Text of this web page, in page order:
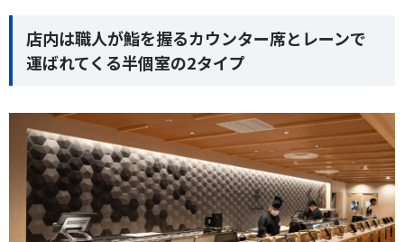
店内は職人が鮨を握るカウンター席とレーンで
運ばれてくる半個室の2タイプ